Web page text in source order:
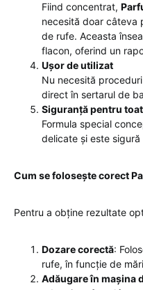
Fiind concentrat,
necesită doar câteva
de rufe. Aceasta
flacon, oferind un
Ușor de utilizat
Nu necesită
direct în sertarul de
Siguranță pentru
Formula special
delicate și este
Cum se folosește corect
Pentru a obține rezultate
Dozare corectă:
rufe, în funcție de
Adăugare în mașina